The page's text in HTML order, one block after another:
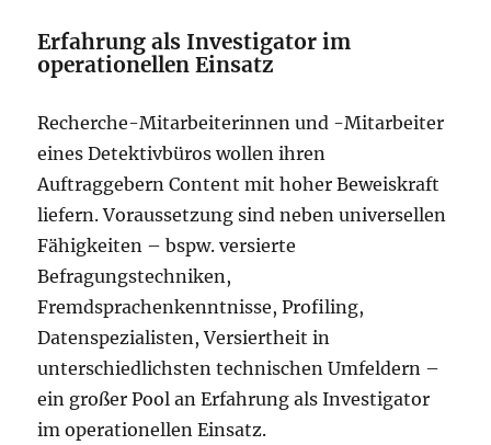
Erfahrung als Investigator im
operationellen Einsatz
Recherche-Mitarbeiterinnen und -Mitarbeiter
eines Detektivbüros wollen ihren
Auftraggebern Content mit hoher Beweiskraft
liefern. Voraussetzung sind neben universellen
Fähigkeiten – bspw. versierte
Befragungstechniken,
Fremdsprachenkenntnisse, Profiling,
Datenspezialisten, Versiertheit in
unterschiedlichsten technischen Umfeldern –
ein großer Pool an Erfahrung als Investigator
im operationellen Einsatz.